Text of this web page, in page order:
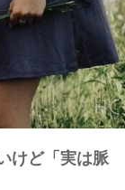
けど「実は脈